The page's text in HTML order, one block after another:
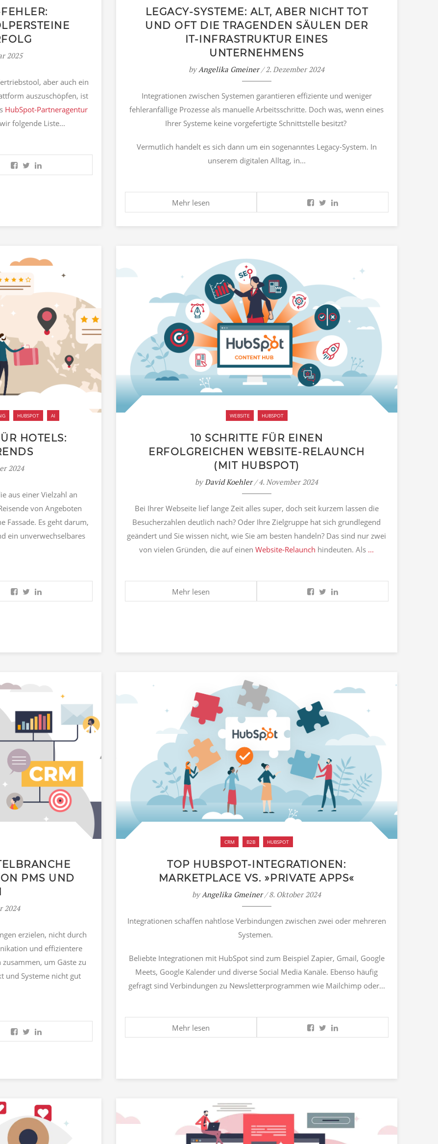
2025
aber auch ein
auszuschöpfen, ist
HubSpot-Partneragentur
folgende Liste...
LEGACY-SYSTEME: ALT, ABER NICHT TOT
UND OFT DIE TRAGENDEN SÄULEN DER
IT-INFRASTRUKTUR EINES
UNTERNEHMENS
byAngelika Gmeiner/ 2. Dezember 2024
Integrationen zwischen Systemen garantieren effiziente und weniger
fehleranfällige Prozesse als manuelle Arbeitsschritte. Doch was, wenn eines
Ihrer Systeme keine vorgefertigte Schnittstelle besitzt?
Vermutlich handelt es sich dann um ein sogenanntes Legacy-System. In
unserem digitalen Alltag, in...
Mehr lesen
HUBSPOT AI
HOTELS:
2024
aus einer Vielzahl an
von Angeboten
Fassade. Es geht darum,
ein unverwechselbares
WEBSITE HUBSPOT
10 SCHRITTE FÜR EINEN
ERFOLGREICHEN WEBSITE-RELAUNCH
(MIT HUBSPOT)
byDavid Koehler/ 4. November 2024
Bei Ihrer Webseite lief lange Zeit alles super, doch seit kurzem lassen die
Besucherzahlen deutlich nach? Oder Ihre Zielgruppe hat sich grundlegend
geändert und Sie wissen nicht, wie Sie am besten handeln? Das sind nur zwei
von vielen Gründen, die auf einenWebsite-Relaunch hindeuten. Als ...
Mehr lesen
PMS UND
2024
erzielen, nicht durch
und effizientere
um Gäste zu
und Systeme nicht gut
CRM B2B HUBSPOT
TOP HUBSPOT-INTEGRATIONEN:
MARKETPLACE VS. »PRIVATE APPS«
byAngelika Gmeiner/ 8. Oktober 2024
Integrationen schaffen nahtlose Verbindungen zwischen zwei oder mehreren
Systemen.
Beliebte Integrationen mit HubSpot sind zum Beispiel Zapier, Gmail, Google
Meets, Google Kalender und diverse Social Media Kanäle. Ebenso häufig
gefragt sind Verbindungen zu Newsletterprogrammen wie Mailchimp oder...
Mehr lesen